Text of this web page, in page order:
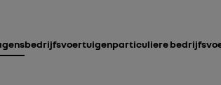
bedrijfsvoertuigenparticuliere